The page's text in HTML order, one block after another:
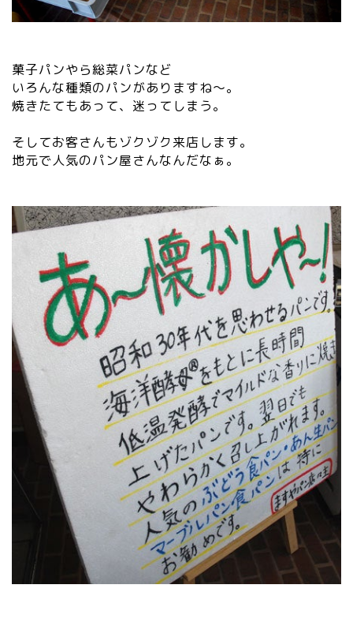
菓子パンやら総菜パンなど
いろんな種類のパンがありますね～。
焼きたてもあって、迷ってしまう。
そしてお客さんもゾクゾク来店します。
地元で人気のパン屋さんなんだなぁ。